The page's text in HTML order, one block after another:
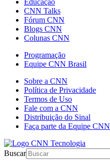
CNN Talks
Fórum CNN
Blogs CNN
Colunas CNN
Programação
Equipe CNN Brasil
Sobre a CNN
Política de Privacidade
Termos de Uso
Fale com a CNN
Distribuição do Sinal
Faça parte da Equipe CNN
Buscar